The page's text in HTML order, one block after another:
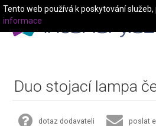
Duo stojací lampa
dotaz dodavateli poslat
Tento web používá k poskytování
informace